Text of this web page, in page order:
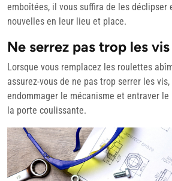
emboîtées, il vous suffira de les déclipser
nouvelles en leur lieu et place.
Ne serrez pas trop les vis
Lorsque vous remplacez les roulettes
assurez-vous de ne pas trop serrer les
endommager le mécanisme et entraver
la porte coulissante.